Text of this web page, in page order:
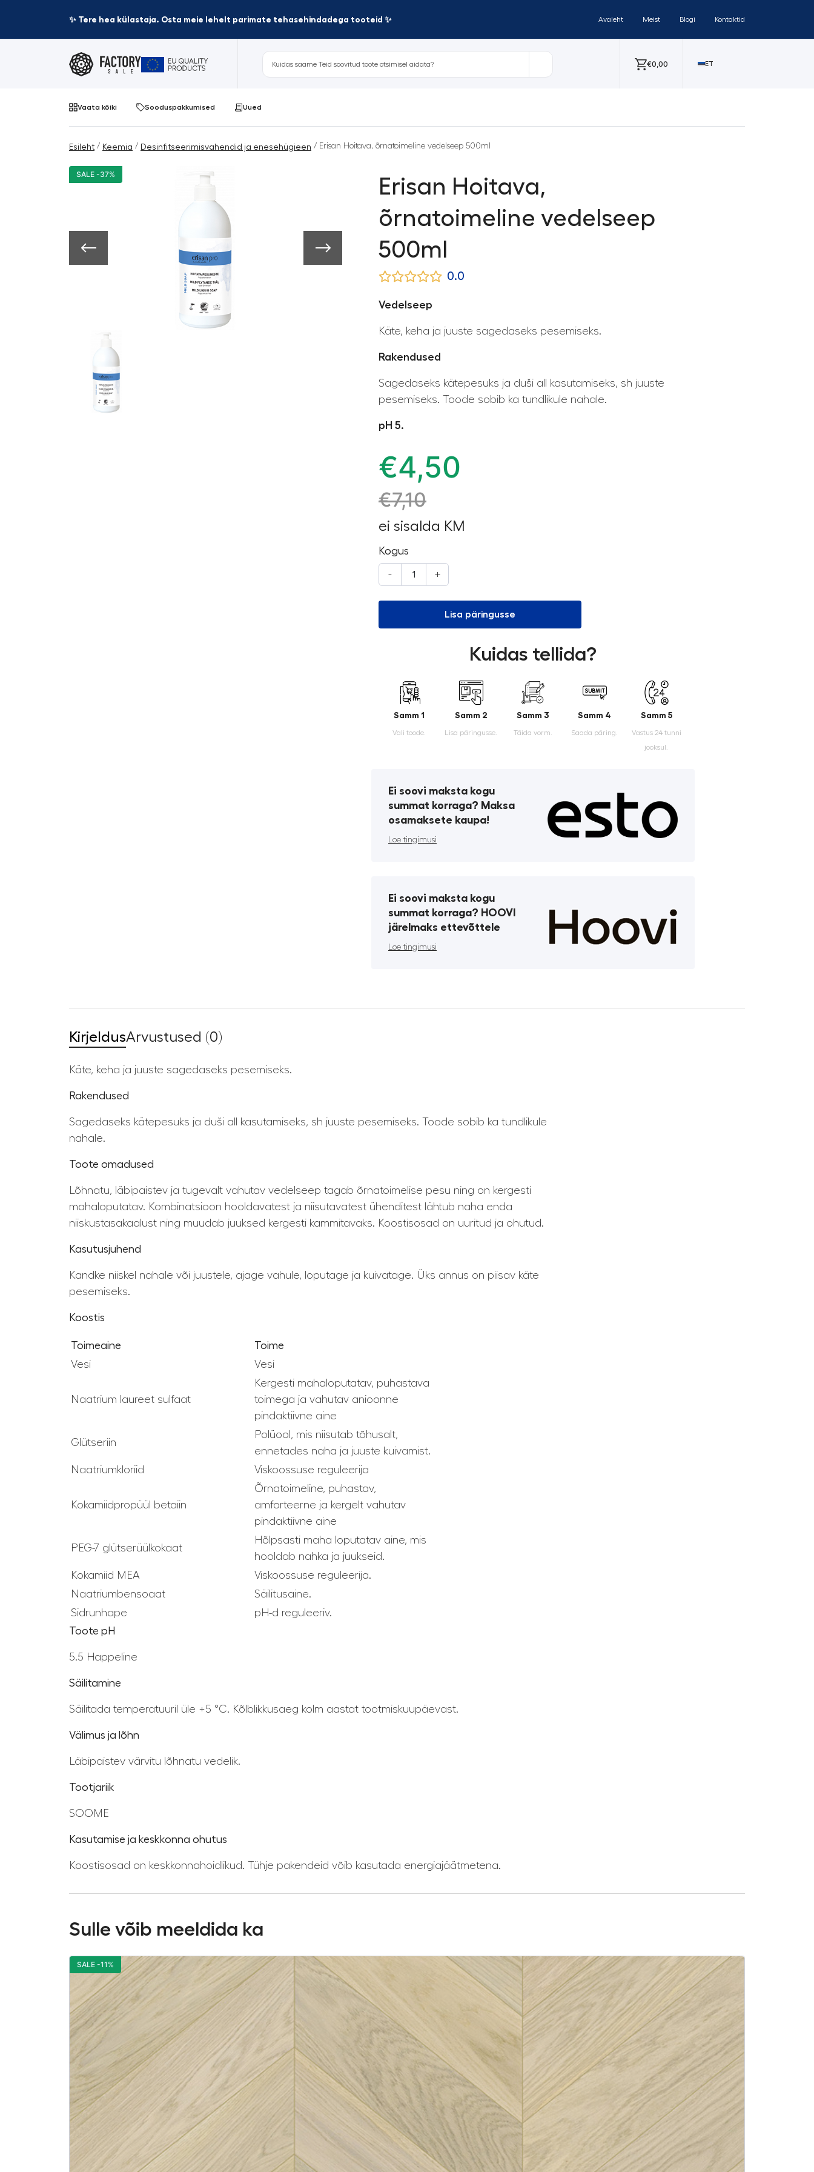
✨ Tere hea külastaja. Osta meie lehelt parimate tehasehindadega tooteid ✨ Avaleht Meist Blogi Kontaktid
€0,00 ET
Vaata kõiki Sooduspakkumised Uued
Esileht / Keemia / Desinfitseerimisvahendid ja enesehügieen / Erisan Hoitava, õrnatoimeline vedelseep 500ml
SALE -37%
Erisan Hoitava,
õrnatoimeline vedelseep
500ml
0.0
Vedelseep
Käte, keha ja juuste sagedaseks pesemiseks.
Rakendused
Sagedaseks kätepesuks ja duši all kasutamiseks, sh juuste
pesemiseks. Toode sobib ka tundlikule nahale.
pH 5.
€4,50
€7,10
ei sisalda KM
Kogus
- +
Lisa päringusse
Kuidas tellida?
Samm 1
Vali toode.
Samm 2
Lisa päringusse.
Samm 3
Täida vorm.
Samm 4
Saada päring.
Samm 5
Vastus 24 tunni
jooksul.
Ei soovi maksta kogu
summat korraga? Maksa
osamaksete kaupa!
Loe tingimusi
Ei soovi maksta kogu
summat korraga? HOOVI
järelmaks ettevõttele
Loe tingimusi
KirjeldusArvustused (0)
Käte, keha ja juuste sagedaseks pesemiseks.
Rakendused
Sagedaseks kätepesuks ja duši all kasutamiseks, sh juuste pesemiseks. Toode sobib ka tundlikule
nahale.
Toote omadused
Lõhnatu, läbipaistev ja tugevalt vahutav vedelseep tagab õrnatoimelise pesu ning on kergesti
mahaloputatav. Kombinatsioon hooldavatest ja niisutavatest ühenditest lähtub naha enda
niiskustasakaalust ning muudab juuksed kergesti kammitavaks. Koostisosad on uuritud ja ohutud.
Kasutusjuhend
Kandke niiskel nahale või juustele, ajage vahule, loputage ja kuivatage. Üks annus on piisav käte
pesemiseks.
Koostis
Toimeaine
Toime
Vesi
Vesi
Naatrium laureet sulfaat
Kergesti mahaloputatav, puhastava
toimega ja vahutav anioonne
pindaktiivne aine
Glütseriin
Polüool, mis niisutab tõhusalt,
ennetades naha ja juuste kuivamist.
Naatriumkloriid
Viskoossuse reguleerija
Kokamiidpropüül betaiin
Õrnatoimeline, puhastav,
amforteerne ja kergelt vahutav
pindaktiivne aine
PEG-7 glütserüülkokaat
Hõlpsasti maha loputatav aine, mis
hooldab nahka ja juukseid.
Kokamiid MEA
Viskoossuse reguleerija.
Naatriumbensoaat
Säilitusaine.
Sidrunhape
pH-d reguleeriv.
Toote pH
5.5 Happeline
Säilitamine
Säilitada temperatuuril üle +5 °C. Kõlblikkusaeg kolm aastat tootmiskuupäevast.
Välimus ja lõhn
Läbipaistev värvitu lõhnatu vedelik.
Tootjariik
SOOME
Kasutamise ja keskkonna ohutus
Koostisosad on keskkonnahoidlikud. Tühje pakendeid võib kasutada energiajäätmetena.
Sulle võib meeldida ka
SALE -11%